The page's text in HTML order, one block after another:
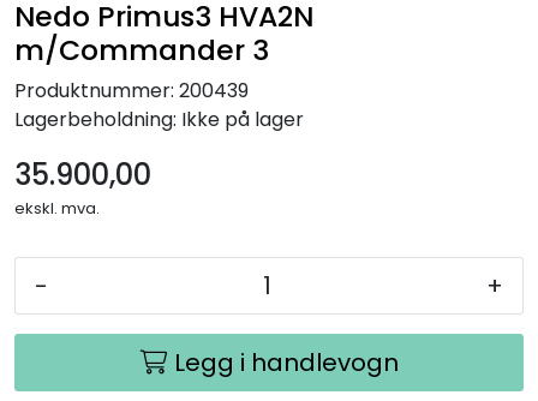
Nedo Primus3 HVA2N
m/Commander 3
Produktnummer: 200439
Lagerbeholdning: Ikke på lager
35.900,00
ekskl. mva.
- +
Legg i handlevogn